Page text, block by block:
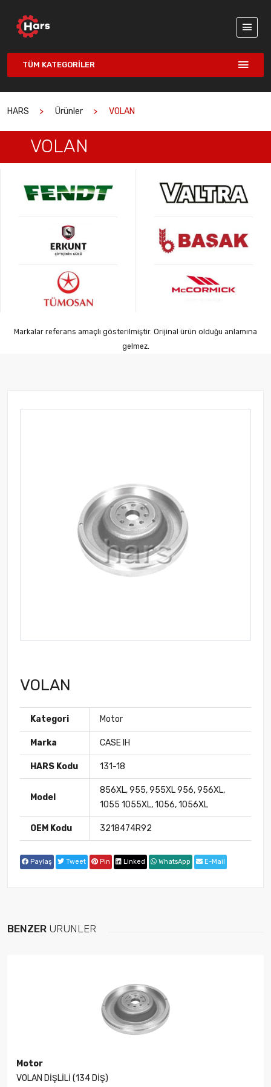
TÜM KATEGORILER
HARS Ürünler VOLAN
VOLAN
Markalar referans amaçlı gösterilmiştir. Orijinal ürün olduğu anlamına
gelmez.
VOLAN
Kategori Motor
Marka CASE IH
HARS Kodu 131-18
Model
856XL, 955, 955XL 956, 956XL,
1055 1055XL, 1056, 1056XL
OEM Kodu 3218474R92
Paylaş Tweet Pin Linked WhatsApp E-Mail
BENZER ÜRÜNLER
Motor
VOLAN DİŞLİLİ (134 DİŞ)